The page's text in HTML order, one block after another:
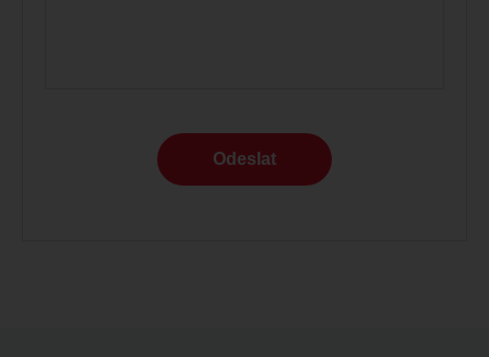
Odeslat